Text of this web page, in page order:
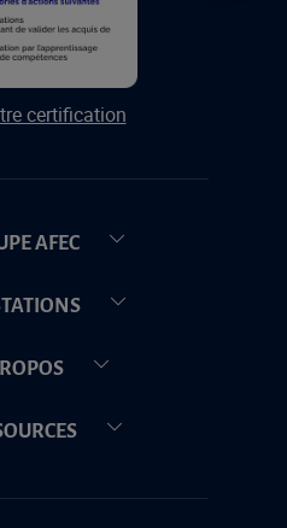
certification
AFEC